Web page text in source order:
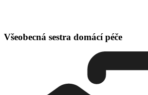
Všeobecná sestra domácí péče